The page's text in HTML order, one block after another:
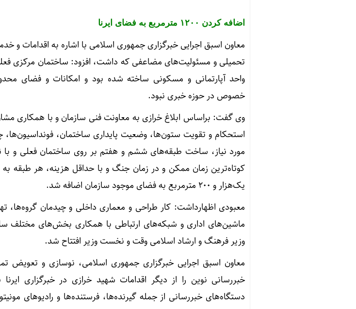
اضافه کردن ۱۲۰۰ مترمربع به فضای ایرنا
معاون اسبق اجرایی خبرگزاری جمهوری اسلامی با اشاره به اقدامات و
واحد آپارتمانی و مسکونی ساخته شده بود و امکانات و فضای
خصوص در حوزه خبری نبود.
وی گفت: براساس ابلاغ خرازی به معاونت فنی سازمان و با همکاری
استحکام و تقویت ستون‌ها، وضعیت پایداری ساختمان، فونداسیون‌ها،
مورد نیاز، ساخت طبقه‌های ششم و هفتم بر روی ساختمان فعلی و با
یک‌هزار و ۲۰۰ مترمربع به فضای موجود سازمان اضافه شد.
معبودی اظهارداشت: کار طراحی و معماری داخلی و چیدمان گروه‌ها،
وزیر فرهنگ و ارشاد اسلامی وقت و نخست وزیر افتتاح شد.
معاون اسبق اجرایی خبرگزاری جمهوری اسلامی، نوسازی و تعویض
خبررسانی نوین را از دیگر اقدامات شهید خرازی در خبرگزاری
دستگاه‌های خبررسانی از جمله گیرنده‌ها، فرستنده‌ها و رادیوهای